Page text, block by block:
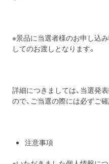
※景品に当選者様のお申し込
してのお渡しとなります。
詳細につきましては、当選発
ので、ご当選の際には必ずご確
注意事項